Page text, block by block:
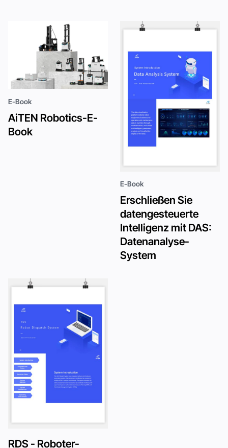
E-Book
AiTEN Robotics-E-
Book
E-Book
Erschließen Sie
datengesteuerte
Intelligenz mit DAS:
Datenanalyse-
System
RDS - Roboter-